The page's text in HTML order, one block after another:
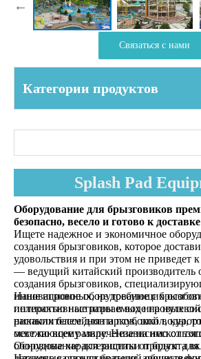
Связаться с нами
Категории продуктов
Splash Pad
Оборудование для брызговиков
безопасно, весело и готово к
Ищете надежное и экономичное
создания брызговиков, которое
удовольствия и при этом не приведет
— ведущий китайский производитель
создания брызговиков,
инновационных, не требующих
полностью настраиваемых игровых
распылителем для парков, школ,
мест по всему миру. Независимо от
оборудование для защиты от брызг
Наше игровое оборудование с
интерактивные игры в воде на
никаких бассейнов и глубокой воды,
освежающее развлечение на
Основные характеристики продукта